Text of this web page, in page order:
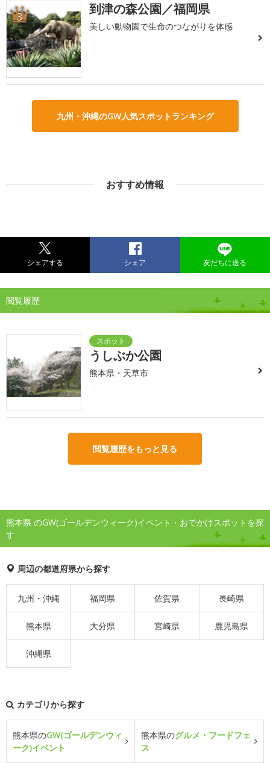
3 到津の森公園／福岡県
美しい動物園で生命のつながりを体感
九州・沖縄のGW人気スポットランキング
おすすめ情報
シェアする シェア 友だちに送る
閲覧履歴
うしぶか公園
熊本県・天草市
閲覧履歴をもっと見る
熊本県 のGW(ゴールデンウィーク)イベント・おでかけスポットを探
す
周辺の都道府県から探す
九州・沖縄 福岡県 佐賀県 長崎県
熊本県 大分県 宮崎県 鹿児島県
沖縄県
カテゴリから探す
熊本県のGW(ゴールデンウィ
ーク)イベント
熊本県のグルメ・フードフェ
ス